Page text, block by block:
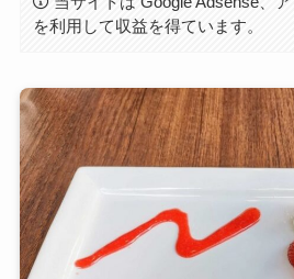
を利用して収益を得ています。